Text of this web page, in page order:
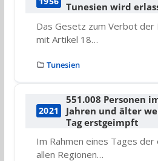
Tunesien wird
Das Gesetz zum Verbot der
mit Artikel 18…
Tunesien
2021
551.008 Personen
Jahren und älter
Tag erstgeimpft
Im Rahmen eines Tages der
allen Regionen…